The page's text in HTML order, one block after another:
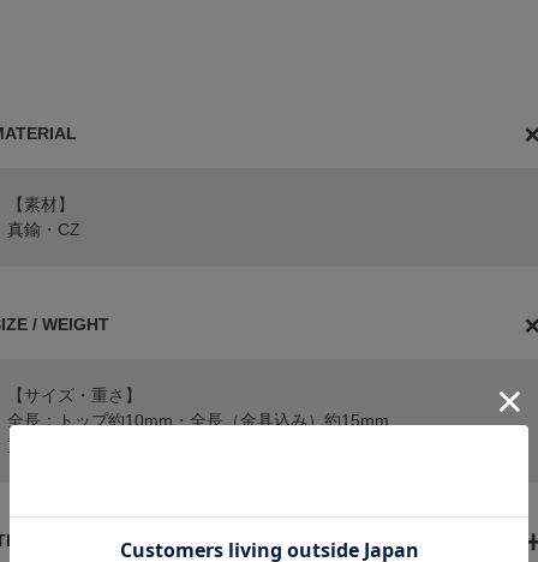
【素材】
真鍮・CZ
/ WEIGHT
【サイズ・重さ】
全長：トップ約10mm・全長（金具込み）約15mm
重さ：約1.2g/片耳
ATTENTION